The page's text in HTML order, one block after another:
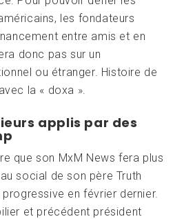
les fondateurs
entre amis et en
donc pas sur un
ou étranger. Histoire de
la « doxa ».
applis par des
que son MxM News fera plus
social de son père Truth
en février dernier.
et précédent président